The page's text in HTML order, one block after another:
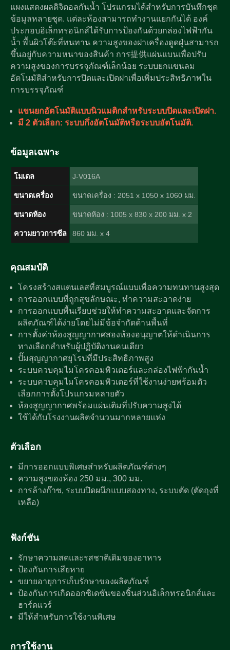
แผงแสดงผลดิจิตอลกันน้ำ โปรแกรมได้สำหรับการบันทึกชุด
ข้อมูลหลายชุด. แต่ละห้องสามารถทำงานแยกกันได้ องค์
ประกอบอิเล็กทรอนิกส์ได้รับการป้องกันด้วยกล่องไฟฟ้ากัน
น้ำ พื้นผิวโต๊ะที่ทนทาน ความสูงของฝาเครื่องดูดฝุ่นสามารถ
ขึ้นอยู่กับความหนาของสินค้า การ提供แผ่นแบนเพื่อปรับ
ความสูงของการบรรจุภัณฑ์เล็กน้อย ระบบยกแขนลม
อัตโนมัติสำหรับการปิดและเปิดฝาเพื่อเพิ่มประสิทธิภาพใน
การบรรจุภัณฑ์
แขนยกอัตโนมัติแบบนิวแมติกสำหรับระบบปิดและเปิดฝา.
มี 2 ตัวเลือก: ระบบกึ่งอัตโนมัติหรือระบบอัตโนมัติ.
ข้อมูลเฉพาะ
โมเดล J-V016A
ขนาดเครื่อง ขนาดเครื่อง : 2051 x 1050 x 1060 มม.
ขนาดห้อง ขนาดห้อง : 1005 x 830 x 200 มม. x 2
ความยาวการซีล 860 มม. x 4
คุณสมบัติ
โครงสร้างสแตนเลสที่สมบูรณ์แบบเพื่อความทนทานสูงสุด
การออกแบบที่ถูกสุขลักษณะ, ทำความสะอาดง่าย
การออกแบบพื้นเรียบช่วยให้ทำความสะอาดและจัดการ
ผลิตภัณฑ์ได้ง่ายโดยไม่มีข้อจำกัดด้านพื้นที่
การตั้งค่าห้องสูญญากาศสองห้องอนุญาตให้ดำเนินการ
ทางเลือกสำหรับผู้ปฏิบัติงานคนเดียว
ปั๊มสุญญากาศยุโรปที่มีประสิทธิภาพสูง
ระบบควบคุมไมโครคอมพิวเตอร์และกล่องไฟฟ้ากันน้ำ
ระบบควบคุมไมโครคอมพิวเตอร์ที่ใช้งานง่ายพร้อมตัว
เลือกการตั้งโปรแกรมหลายตัว
ห้องสูญญากาศพร้อมแผ่นเติมที่ปรับความสูงได้
ใช้ได้กับโรงงานผลิตจำนวนมากหลายแห่ง
ตัวเลือก
มีการออกแบบพิเศษสำหรับผลิตภัณฑ์ต่างๆ
ความสูงของห้อง 250 มม., 300 มม.
การล้างก๊าซ, ระบบปิดผนึกแบบสองทาง, ระบบตัด (ตัดถุงที่
เหลือ)
ฟังก์ชัน
รักษาความสดและรสชาติเดิมของอาหาร
ป้องกันการเสียหาย
ขยายอายุการเก็บรักษาของผลิตภัณฑ์
ป้องกันการเกิดออกซิเดชันของชิ้นส่วนอิเล็กทรอนิกส์และ
ฮาร์ดแวร์
มีให้สำหรับการใช้งานพิเศษ
การใช้งาน